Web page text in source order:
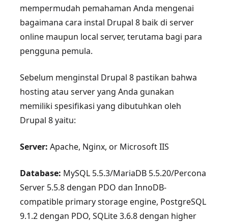
mempermudah pemahaman Anda mengenai
bagaimana cara instal Drupal 8 baik di server
online maupun local server, terutama bagi para
pengguna pemula.
Sebelum menginstal Drupal 8 pastikan bahwa
hosting atau server yang Anda gunakan
memiliki spesifikasi yang dibutuhkan oleh
Drupal 8 yaitu:
Server: Apache, Nginx, or Microsoft IIS
Database: MySQL 5.5.3/MariaDB 5.5.20/Percona
Server 5.5.8 dengan PDO dan InnoDB-
compatible primary storage engine, PostgreSQL
9.1.2 dengan PDO, SQLite 3.6.8 dengan higher